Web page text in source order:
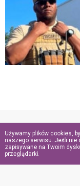
POINFORMOWANI.PL
Polityka
Używamy plików cookies,
naszego serwisu. Jeśli nie
zapisywane na Twoim
przeglądarki.